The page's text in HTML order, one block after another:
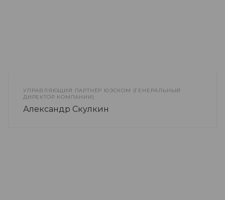
УПРАВЛЯЮЩИЙ ПАРТНЁР ЮЭСКОМ (ГЕНЕРАЛЬНЫЙ
ДИРЕКТОР КОМПАНИИ)
Александр Скулкин